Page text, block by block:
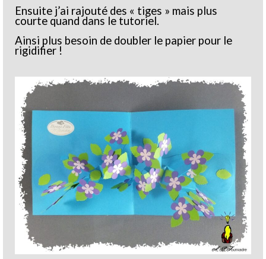
Ensuite j’ai rajouté des « tiges » mais plus
courte quand dans le tutoriel.
Ainsi plus besoin de doubler le papier pour le
rigidifier !